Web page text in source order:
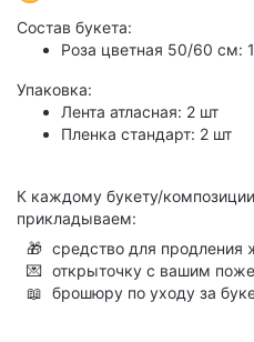
Состав букета:
Роза цветная 50/60 см:
Упаковка:
Лента атласная: 2 шт
Пленка стандарт: 2 шт
К каждому букету/
прикладываем:
🎁 средство для продления
💌 открыточку с вашим
📖 брошюру по уходу за